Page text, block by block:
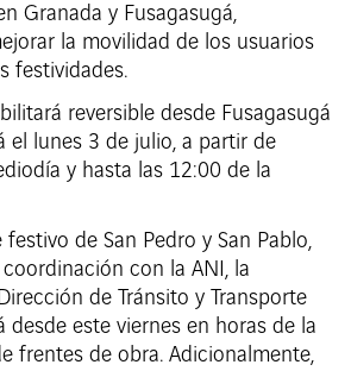
Granada y Fusagasugá,
la movilidad de los usuarios
festividades.
reversible desde Fusagasugá
el lunes 3 de julio, a partir de
y hasta las 12:00 de la
de San Pedro y San Pablo,
con la ANI, la
de Tránsito y Transporte
desde este viernes en horas de la
frentes de obra. Adicionalmente,